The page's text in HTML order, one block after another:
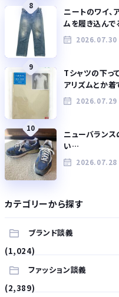
8
ニートのワイ、
ムを履き込んで
2026.07.30
9
Tシャツの下っ
アリズムとか着
2026.07.29
10
ニューバラン
い…
2026.07.28
カテゴリーから探す
ブランド談義
(1,024)
ファッション談義
(2,389)